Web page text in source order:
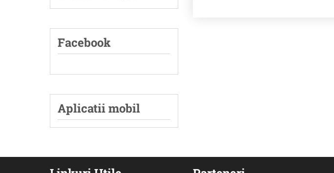
Facebook
Aplicatii mobil